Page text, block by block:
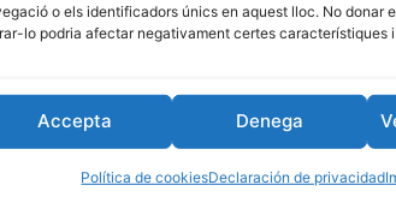
o els identificadors únics en aquest lloc. No donar
lo podria afectar negativament certes característiques
Accepta Denega
Política de cookiesDeclaración de privacidad
que te ofrecen los vinilos decorativos.**
páginas: – [Mobles Joan i Mari](
blog)